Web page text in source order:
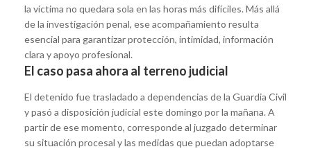
la víctima no quedara sola en las horas más difíciles. Más allá
de la investigación penal, ese acompañamiento resulta
esencial para garantizar protección, intimidad, información
clara y apoyo profesional.
El caso pasa ahora al terreno judicial
El detenido fue trasladado a dependencias de la Guardia Civil
y pasó a disposición judicial este domingo por la mañana. A
partir de ese momento, corresponde al juzgado determinar
su situación procesal y las medidas que puedan adoptarse